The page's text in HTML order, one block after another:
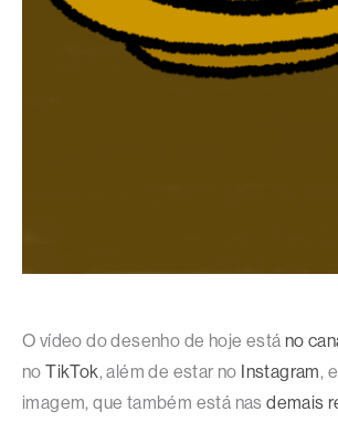
O vídeo do desenho de hoje está no
noTikTok, além de estar no Instagram,
imagem, que também está nasdemais